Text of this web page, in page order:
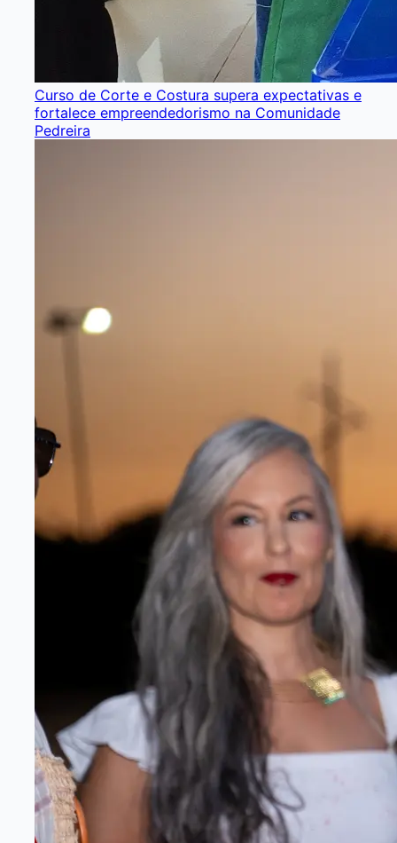
Curso de Corte e Costura supera expectativas e
fortalece empreendedorismo na Comunidade
Pedreira